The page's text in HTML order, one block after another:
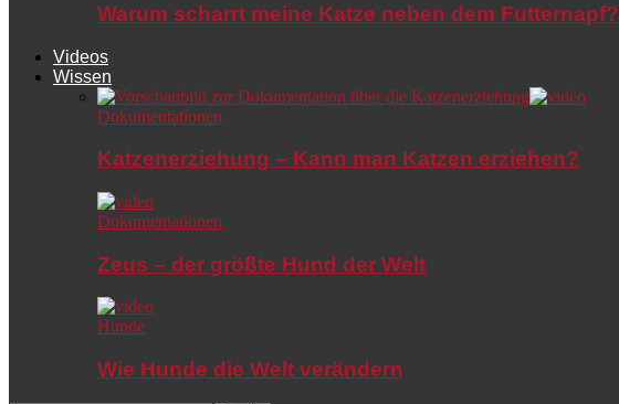
Warum scharrt meine Katze neben dem Futternapf?
Videos
Wissen
Dokumentationen
Katzenerziehung – Kann man Katzen erziehen?
Dokumentationen
Zeus – der größte Hund der Welt
Hunde
Wie Hunde die Welt verändern